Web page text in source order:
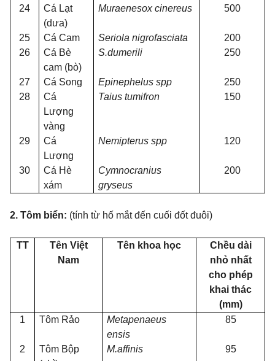
24
Cá Lạt
(dưa)
Muraenesox cinereus 500
25 Cá Cam Seriola nigrofasciata
200
26
Cá Bè
cam (bò)
S.dumerili 250
27 Cá Song Epinephelus spp
250
28
Cá
Lượng
vàng
Taius tumifron 150
29
Cá
Lượng
Nemipterus spp 120
30
Cá Hè
xám
Cymnocranius
gryseus
200
2. Tôm biển: (tính từ hố mắt đến cuối đốt đuôi)
TT
Tên Việt
Nam
Tên khoa học
Chều dài
nhỏ nhất
cho phép
khai thác
(mm)
1
Tôm Rảo
Metapenaeus
ensis
85
2
Tôm Bộp
M.affinis 95